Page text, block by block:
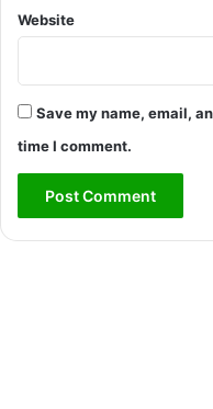
Website
Save my name, email,
time I comment.